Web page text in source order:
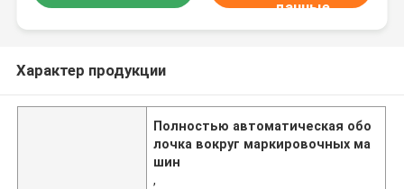
данные
Характер продукции
Полностью автоматическая обо
лочка вокруг маркировочных ма
шин
,